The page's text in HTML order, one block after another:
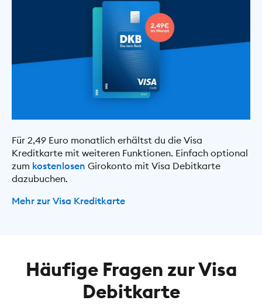
Für 2,49 Euro monatlich erhältst du die Visa
Kreditkarte mit weiteren Funktionen. Einfach optional
zum kostenlosen Girokonto mit Visa Debitkarte
dazubuchen.
Mehr zur Visa Kreditkarte
Häufige Fragen zur Visa
Debitkarte